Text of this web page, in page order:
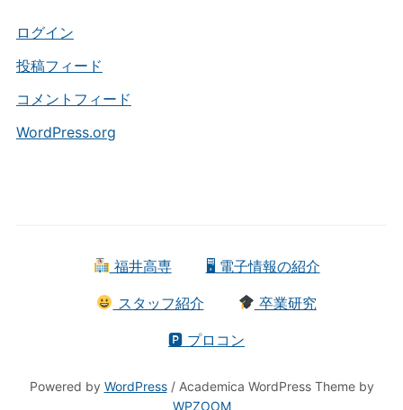
ー
ログイン
投稿フィード
コメントフィード
WordPress.org
福井高専 🖥 電子情報の紹介
スタッフ紹介 卒業研究
🅿 プロコン
Powered by WordPress/ Academica WordPress Theme by
WPZOOM